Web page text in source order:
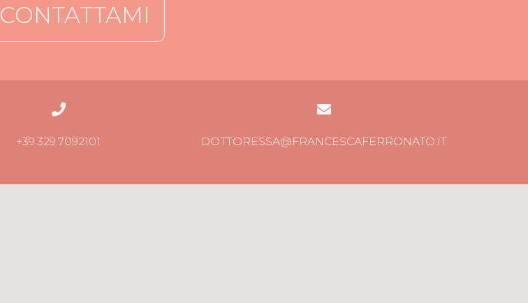
CONTATTAMI
+39.329.7092101 DOTTORESSA@FRANCESCAFERRONATO.IT